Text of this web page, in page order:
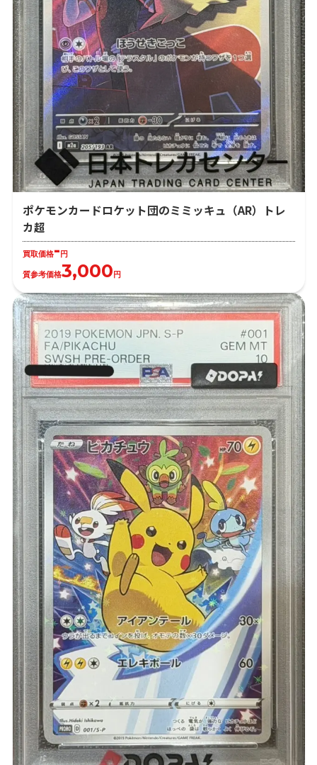
ポケモンカードロケット団のミミッキュ（AR）トレ
カ超
買取価格- 円
質参考価格3,000 円